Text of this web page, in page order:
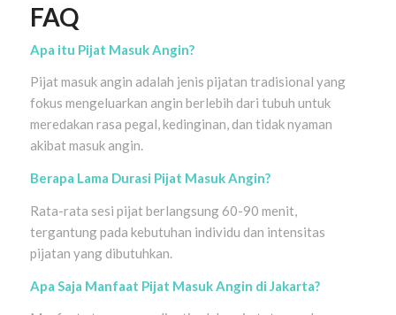
FAQ
Apa itu Pijat Masuk Angin?
Pijat masuk angin adalah jenis pijatan tradisional yang
fokus mengeluarkan angin berlebih dari tubuh untuk
meredakan rasa pegal, kedinginan, dan tidak nyaman
akibat masuk angin.
Berapa Lama Durasi Pijat Masuk Angin?
Rata-rata sesi pijat berlangsung 60-90 menit,
tergantung pada kebutuhan individu dan intensitas
pijatan yang dibutuhkan.
Apa Saja Manfaat Pijat Masuk Angin di Jakarta?